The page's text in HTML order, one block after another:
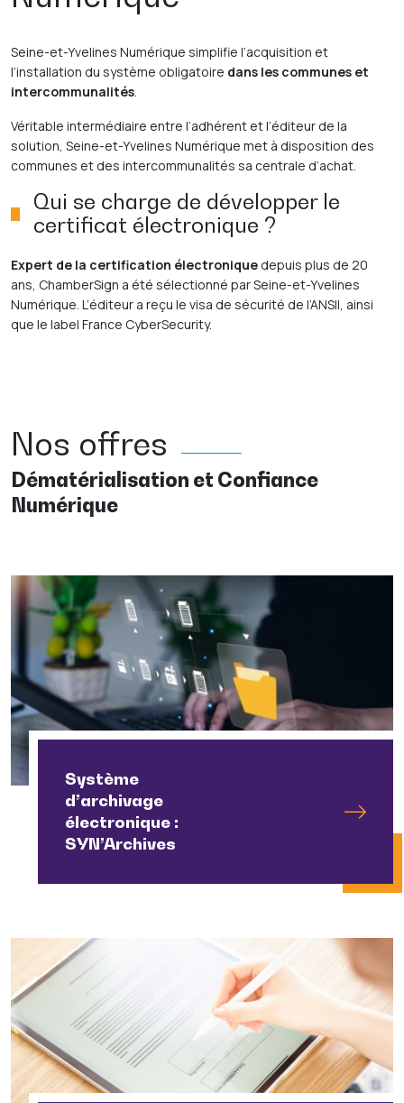
Seine-et-Yvelines Numérique simplifie l’acquisition et
l’installation du système obligatoire dans les communes et
intercommunalités
Véritable intermédiaire entre l’adhérent et l’éditeur de la
solution, Seine-et-Yvelines Numérique met à disposition des
communes et des intercommunalités sa centrale d’achat.
Qui se charge de développer le
certificat électronique ?
Expert de la certification électronique depuis plus de 20
ans, ChamberSign a été sélectionné par Seine-et-Yvelines
Numérique. L’éditeur a reçu le visa de sécurité de l’ANSII, ainsi
que le label France CyberSecurity.
Nos offres
Dématérialisation et Confiance
Numérique
Système
d’archivage
électronique :
SYN’Archives